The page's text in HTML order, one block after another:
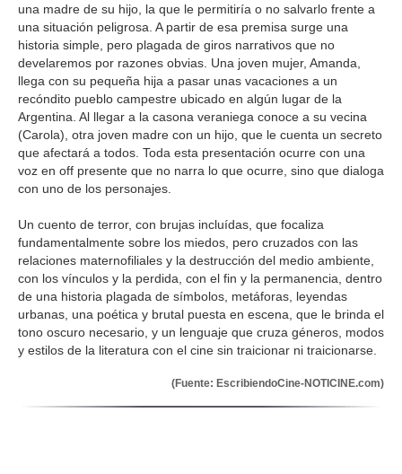
una madre de su hijo, la que le permitiría o no salvarlo frente a
una situación peligrosa. A partir de esa premisa surge una
historia simple, pero plagada de giros narrativos que no
develaremos por razones obvias. Una joven mujer, Amanda,
llega con su pequeña hija a pasar unas vacaciones a un
recóndito pueblo campestre ubicado en algún lugar de la
Argentina. Al llegar a la casona veraniega conoce a su vecina
(Carola), otra joven madre con un hijo, que le cuenta un secreto
que afectará a todos. Toda esta presentación ocurre con una
voz en off presente que no narra lo que ocurre, sino que dialoga
con uno de los personajes.
Un cuento de terror, con brujas incluídas, que focaliza
fundamentalmente sobre los miedos, pero cruzados con las
relaciones maternofiliales y la destrucción del medio ambiente,
con los vínculos y la perdida, con el fin y la permanencia, dentro
de una historia plagada de símbolos, metáforas, leyendas
urbanas, una poética y brutal puesta en escena, que le brinda el
tono oscuro necesario, y un lenguaje que cruza géneros, modos
y estilos de la literatura con el cine sin traicionar ni traicionarse.
(Fuente: EscribiendoCine-NOTICINE.com)